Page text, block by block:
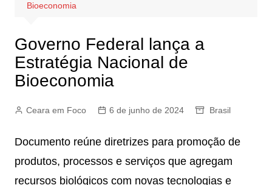
Bioeconomia
Governo Federal lança a
Estratégia Nacional de
Bioeconomia
Ceara em Foco 6 de junho de 2024 Brasil
Documento reúne diretrizes para promoção de
produtos, processos e serviços que agregam
recursos biológicos com novas tecnologias e